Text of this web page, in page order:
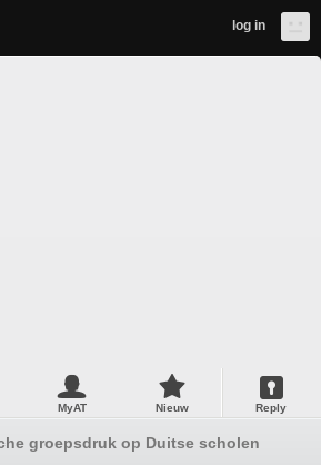
log in
MyAT Nieuw Reply
groepsdruk op Duitse scholen